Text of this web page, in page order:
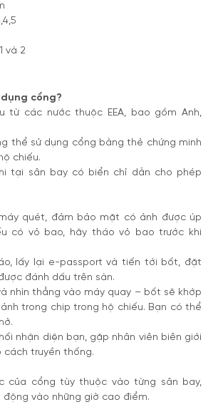
và 2
cổng?
từ các nước thuộc EEA, bao gồm Anh,
thể sử dụng cổng bằng thẻ chứng minh
chiếu.
tại sân bay có biển chỉ dẫn cho phép
quét, đảm bảo mặt có ảnh được úp
có vỏ bao, hãy tháo vỏ bao trước khi
lấy lại e-passport và tiến tới bốt, đặt
đánh dấu trên sàn.
nhìn thẳng vào máy quay – bốt sẽ khớp
trong chip trong hộ chiếu. Bạn có thể
nhận diện bạn, gặp nhân viên biên giới
truyền thống.
của cổng tùy thuộc vào từng sân bay,
vào những giờ cao điểm.